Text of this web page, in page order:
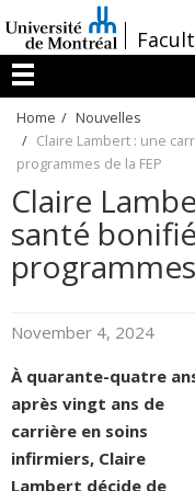
au
contenu
/
Menu
Home
Nouvelles
Claire Lambert : une
programmes de la FEP
Claire
santé
November 4, 2024
À quarante-quatre
après vingt ans de
carrière en soins
infirmiers, Claire
Lambert décide de